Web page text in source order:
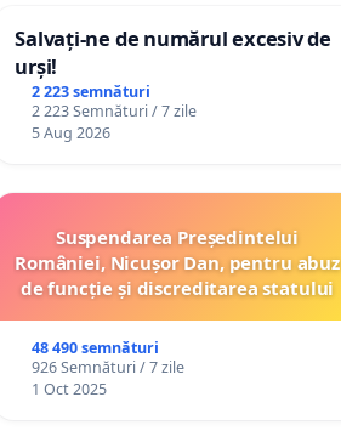
Salvați-ne de numărul excesiv de
urși!
2 223 semnături
2 223 Semnături / 7 zile
5 Aug 2026
Suspendarea Președintelui
României, Nicușor Dan, pentru abuz
de funcție și discreditarea statului
48 490 semnături
926 Semnături / 7 zile
1 Oct 2025